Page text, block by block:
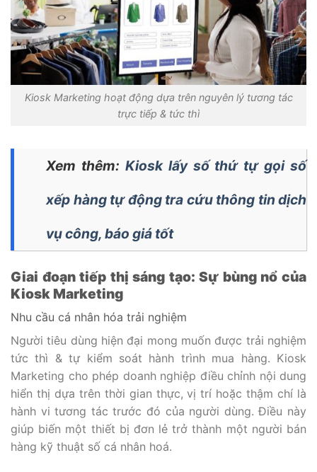
Kiosk Marketing hoạt động dựa trên nguyên lý tương tác
trực tiếp & tức thì
Xem thêm: Kiosk lấy số thứ tự gọi số
xếp hàng tự động tra cứu thông tin dịch
vụ công, báo giá tốt
Giai đoạn tiếp thị sáng tạo: Sự bùng nổ của
Kiosk Marketing
Nhu cầu cá nhân hóa trải nghiệm
Người tiêu dùng hiện đại mong muốn được trải nghiệm
tức thì & tự kiểm soát hành trình mua hàng. Kiosk
Marketing cho phép doanh nghiệp điều chỉnh nội dung
hiển thị dựa trên thời gian thực, vị trí hoặc thậm chí là
hành vi tương tác trước đó của người dùng. Điều này
giúp biến một thiết bị đơn lẻ trở thành một người bán
hàng kỹ thuật số cá nhân hoá.